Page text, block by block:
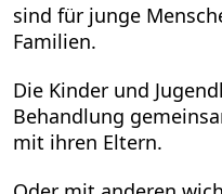
sind für junge
Familien.
Die Kinder und
Behandlung
mit ihren Eltern.